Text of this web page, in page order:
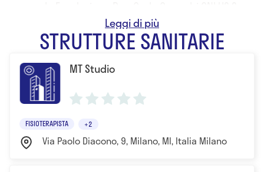
Maria al Castello Pessano con Bornago.
STRUTTURE SANITARIE
MT Studio
FISIOTERAPISTA +2
Via Paolo Diacono, 9, Milano, MI, Italia Milano